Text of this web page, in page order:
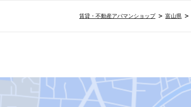
賃貸・不動産アパマンショップ 富山県